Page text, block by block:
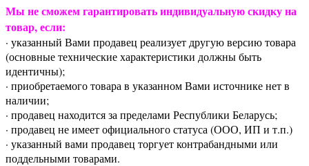
Мы не сможем гарантировать индивидуальную скидку на
товар, если:
· указанный Вами продавец реализует другую версию товара
(основные технические характеристики должны быть
идентичны);
· приобретаемого товара в указанном Вами источнике нет в
наличии;
· продавец находится за пределами Республики Беларусь;
· продавец не имеет официального статуса (ООО, ИП и т.п.)
· указанный вами продавец торгует контрабандными или
поддельными товарами.